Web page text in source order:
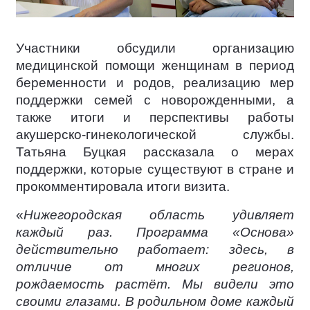
Участники обсудили организацию
медицинской помощи женщинам в период
беременности и родов, реализацию мер
поддержки семей с новорожденными, а
также итоги и перспективы работы
акушерско-гинекологической службы.
Татьяна Буцкая рассказала о мерах
поддержки, которые существуют в стране и
прокомментировала итоги визита.
«Нижегородская область удивляет
каждый раз. Программа «Основа»
действительно работает: здесь, в
отличие от многих регионов,
рождаемость растёт. Мы видели это
своими глазами. В родильном доме каждый